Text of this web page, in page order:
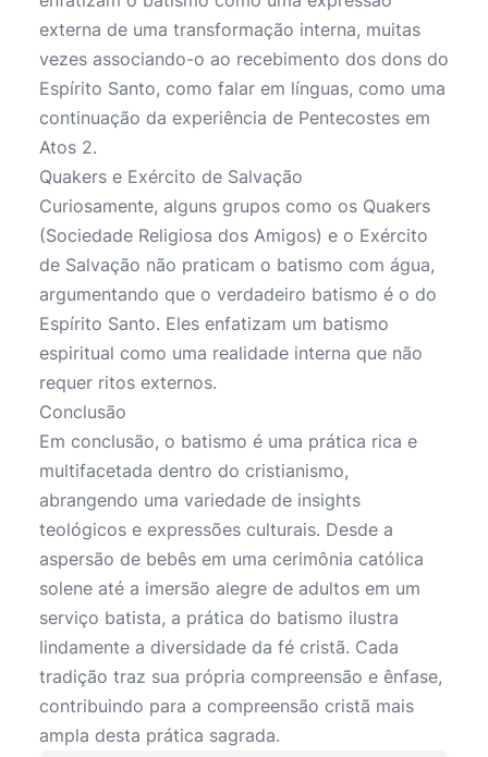
externa de uma transformação interna, muitas
vezes associando-o ao recebimento dos dons do
Espírito Santo, como falar em línguas, como uma
continuação da experiência de Pentecostes em
Atos 2.
Quakers e Exército de Salvação
Curiosamente, alguns grupos como os Quakers
(Sociedade Religiosa dos Amigos) e o Exército
de Salvação não praticam o batismo com água,
argumentando que o verdadeiro batismo é o do
Espírito Santo. Eles enfatizam um batismo
espiritual como uma realidade interna que não
requer ritos externos.
Conclusão
Em conclusão, o batismo é uma prática rica e
multifacetada dentro do cristianismo,
abrangendo uma variedade de insights
teológicos e expressões culturais. Desde a
aspersão de bebês em uma cerimônia católica
solene até a imersão alegre de adultos em um
serviço batista, a prática do batismo ilustra
lindamente a diversidade da fé cristã. Cada
tradição traz sua própria compreensão e ênfase,
contribuindo para a compreensão cristã mais
ampla desta prática sagrada.